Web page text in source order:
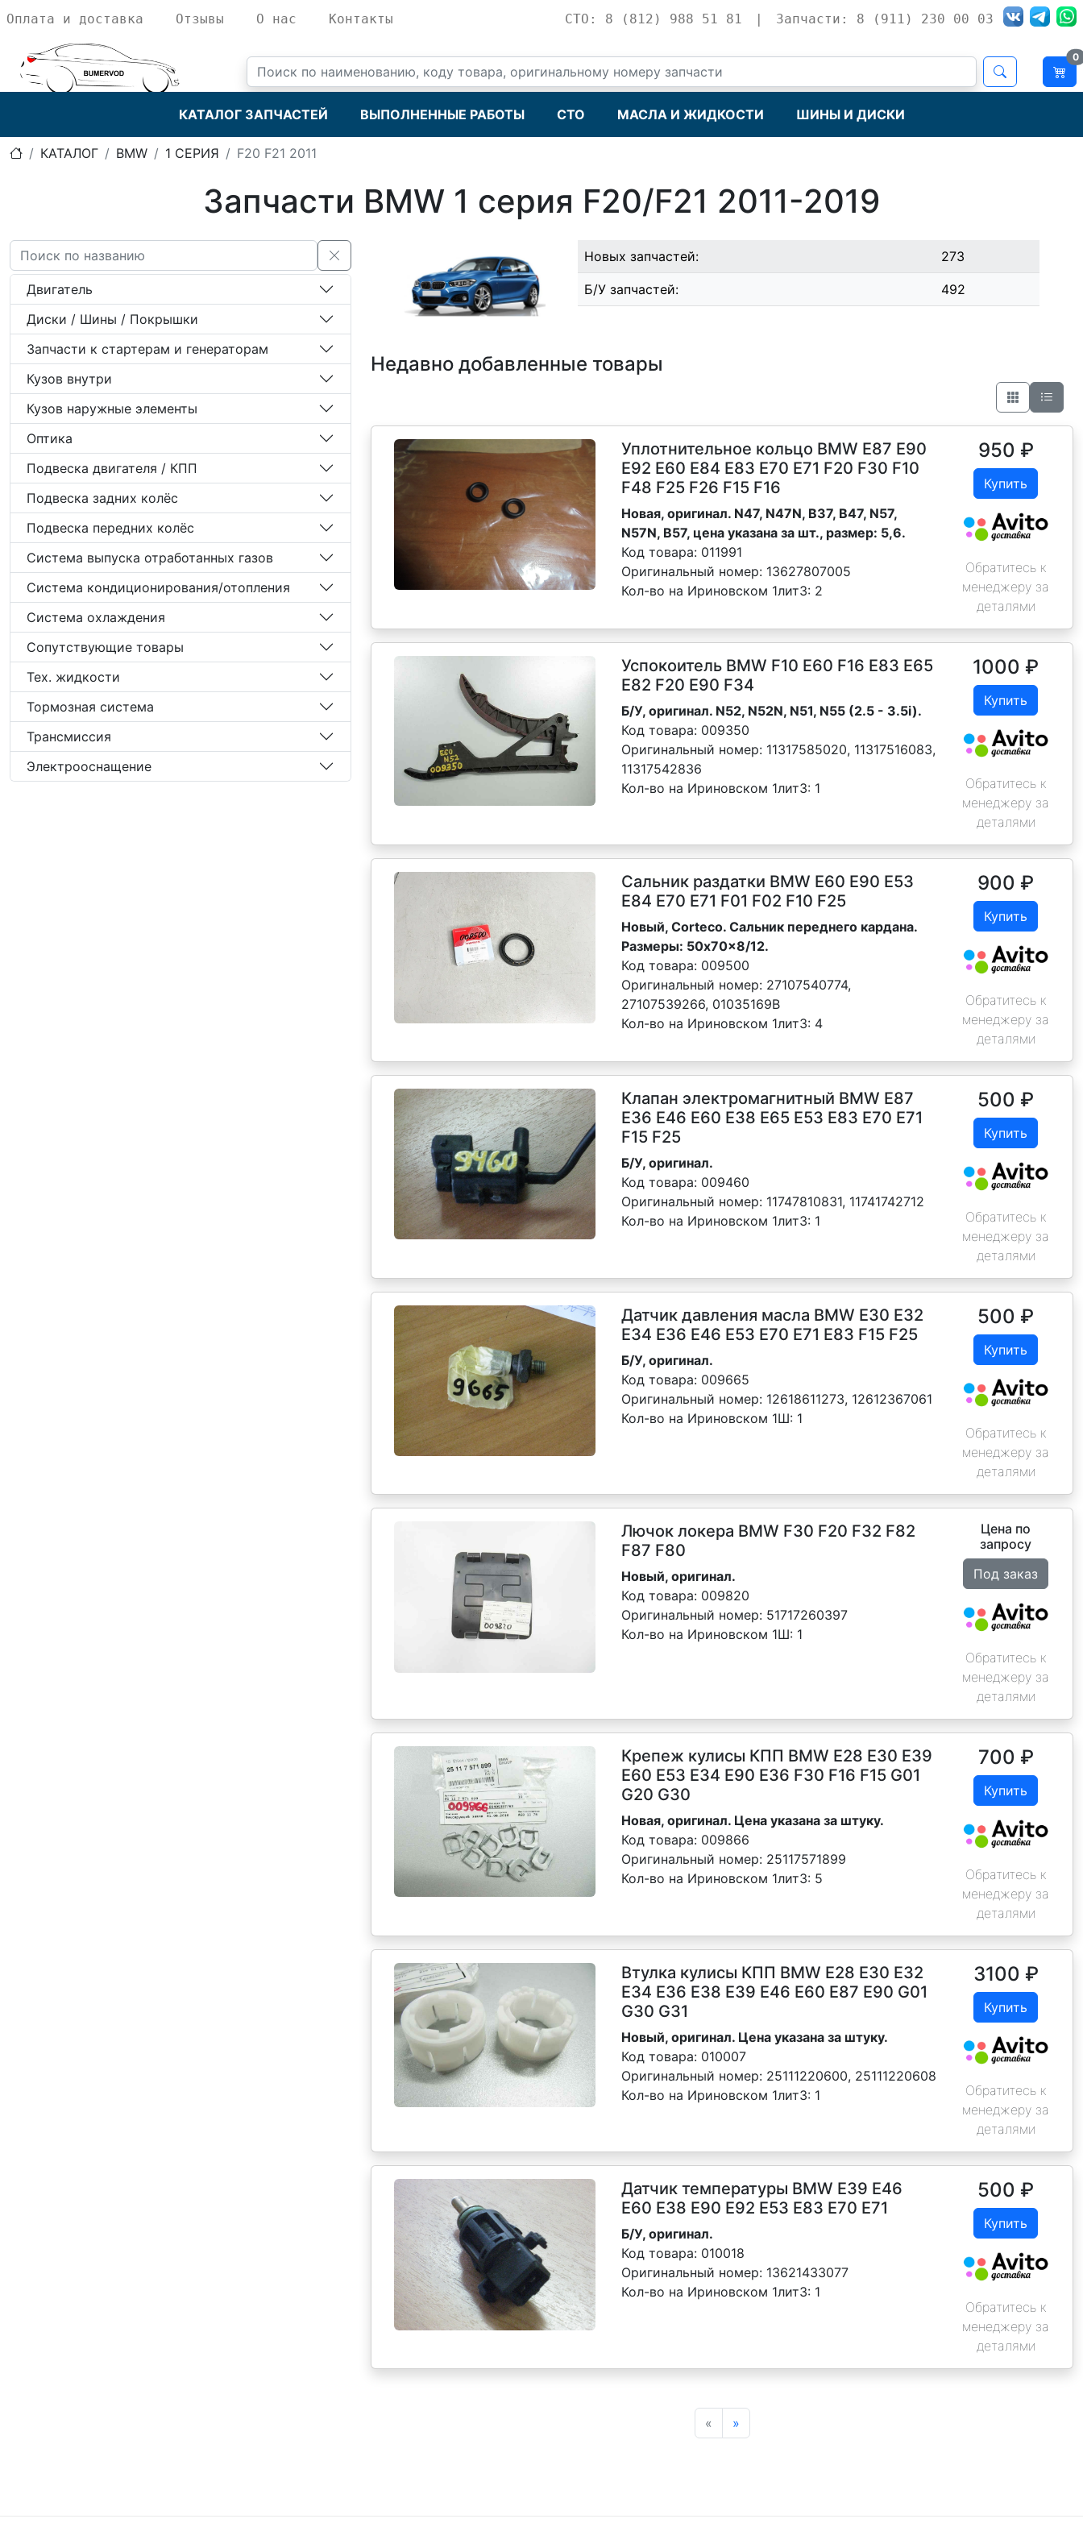
Оплата и доставка Отзывы О нас Контакты СТО: 8 (812) 988 51 81 | Запчасти: 8 (911) 230 00 03
0
КАТАЛОГ ЗАПЧАСТЕЙ ВЫПОЛНЕННЫЕ РАБОТЫ СТО МАСЛА И ЖИДКОСТИ ШИНЫ И ДИСКИ
КАТАЛОГ BMW 1 СЕРИЯ F20 F21 2011
Запчасти BMW 1 серия F20/F21 2011-2019
Двигатель
Диски / Шины / Покрышки
Запчасти к стартерам и генераторам
Кузов внутри
Кузов наружные элементы
Оптика
Подвеска двигателя / КПП
Подвеска задних колёс
Подвеска передних колёс
Система выпуска отработанных газов
Система кондиционирования/отопления
Система охлаждения
Сопутствующие товары
Тех. жидкости
Тормозная система
Трансмиссия
Электрооснащение
Новых запчастей: 273
Б/У запчастей: 492
Недавно добавленные товары
Уплотнительное кольцо BMW Е87 Е90
Е92 Е60 Е84 Е83 Е70 Е71 F20 F30 F10
F48 F25 F26 F15 F16
Новая, оригинал. N47, N47N, B37, B47, N57,
N57N, B57, цена указана за шт., размер: 5,6.
Код товара: 011991
Оригинальный номер: 13627807005
Кол-во на Ириновском 1лит3: 2
950 ₽
Купить
Обратитесь к
менеджеру за
деталями
Успокоитель BMW F10 E60 F16 E83 E65
E82 F20 E90 F34
Б/У, оригинал. N52, N52N, N51, N55 (2.5 - 3.5i).
Код товара: 009350
Оригинальный номер: 11317585020, 11317516083,
11317542836
Кол-во на Ириновском 1лит3: 1
1000 ₽
Купить
Обратитесь к
менеджеру за
деталями
Сальник раздатки BMW E60 E90 E53
E84 E70 E71 F01 F02 F10 F25
Новый, Corteco. Сальник переднего кардана.
Размеры: 50x70x8/12.
Код товара: 009500
Оригинальный номер: 27107540774,
27107539266, 01035169B
Кол-во на Ириновском 1лит3: 4
900 ₽
Купить
Обратитесь к
менеджеру за
деталями
Клапан электромагнитный BMW E87
E36 E46 E60 E38 E65 E53 E83 E70 E71
F15 F25
Б/У, оригинал.
Код товара: 009460
Оригинальный номер: 11747810831, 11741742712
Кол-во на Ириновском 1лит3: 1
500 ₽
Купить
Обратитесь к
менеджеру за
деталями
Датчик давления масла BMW E30 E32
Е34 Е36 Е46 E53 E70 E71 E83 F15 F25
Б/У, оригинал.
Код товара: 009665
Оригинальный номер: 12618611273, 12612367061
Кол-во на Ириновском 1Ш: 1
500 ₽
Купить
Обратитесь к
менеджеру за
деталями
Лючок локера BMW F30 F20 F32 F82
F87 F80
Новый, оригинал.
Код товара: 009820
Оригинальный номер: 51717260397
Кол-во на Ириновском 1Ш: 1
Цена по
запросу
Под заказ
Обратитесь к
менеджеру за
деталями
Крепеж кулисы КПП BMW E28 E30 Е39
Е60 Е53 Е34 Е90 Е36 F30 F16 F15 G01
G20 G30
Новая, оригинал. Цена указана за штуку.
Код товара: 009866
Оригинальный номер: 25117571899
Кол-во на Ириновском 1лит3: 5
700 ₽
Купить
Обратитесь к
менеджеру за
деталями
Втулка кулисы КПП BMW E28 Е30 E32
E34 E36 E38 Е39 E46 Е60 Е87 Е90 G01
G30 G31
Новый, оригинал. Цена указана за штуку.
Код товара: 010007
Оригинальный номер: 25111220600, 25111220608
Кол-во на Ириновском 1лит3: 1
3100 ₽
Купить
Обратитесь к
менеджеру за
деталями
Датчик температуры BMW E39 E46
E60 E38 E90 E92 E53 E83 E70 E71
Б/У, оригинал.
Код товара: 010018
Оригинальный номер: 13621433077
Кол-во на Ириновском 1лит3: 1
500 ₽
Купить
Обратитесь к
менеджеру за
деталями
« »